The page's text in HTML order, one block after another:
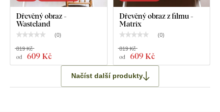
Dřevěný obraz -
Wasteland
(0)
od 609 Kč
819 Kč
Dřevěný obraz z filmu -
Matrix
(0)
od 609 Kč
819 Kč
Načíst další produkty